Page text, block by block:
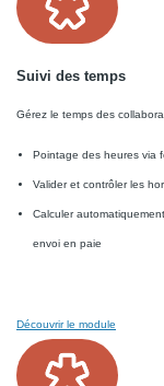
Suivi des temps
Gérez le temps des
Pointage des heures via
Valider et contrôler les
Calculer
envoi en paie
Découvrir le module